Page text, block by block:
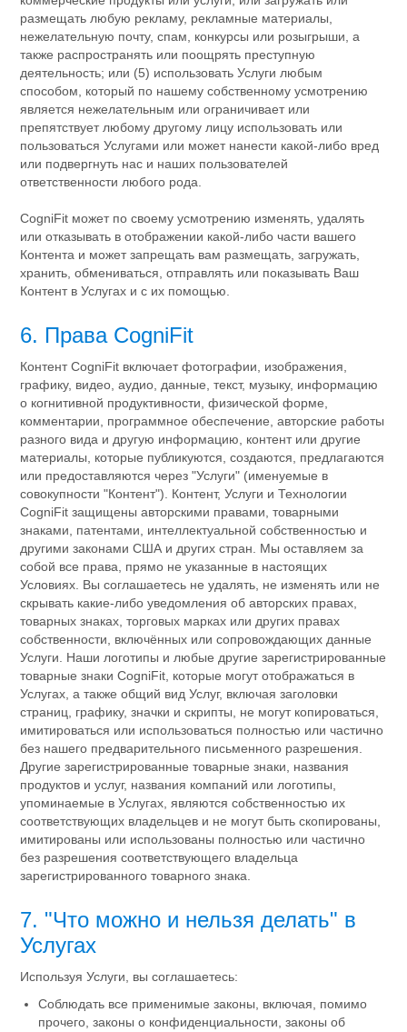
размещать любую рекламу, рекламные материалы,
нежелательную почту, спам, конкурсы или розыгрыши, а
также распространять или поощрять преступную
деятельность; или (5) использовать Услуги любым
способом, который по нашему собственному усмотрению
является нежелательным или ограничивает или
препятствует любому другому лицу использовать или
пользоваться Услугами или может нанести какой-либо вред
или подвергнуть нас и наших пользователей
ответственности любого рода.
CogniFit может по своему усмотрению изменять, удалять
или отказывать в отображении какой-либо части вашего
Контента и может запрещать вам размещать, загружать,
хранить, обмениваться, отправлять или показывать Ваш
Контент в Услугах и с их помощью.
6. Права CogniFit
Контент CogniFit включает фотографии, изображения,
графику, видео, аудио, данные, текст, музыку, информацию
о когнитивной продуктивности, физической форме,
комментарии, программное обеспечение, авторские работы
разного вида и другую информацию, контент или другие
материалы, которые публикуются, создаются, предлагаются
или предоставляются через "Услуги" (именуемые в
совокупности "Контент"). Контент, Услуги и Технологии
CogniFit защищены авторскими правами, товарными
знаками, патентами, интеллектуальной собственностью и
другими законами США и других стран. Мы оставляем за
собой все права, прямо не указанные в настоящих
Условиях. Вы соглашаетесь не удалять, не изменять или не
скрывать какие-либо уведомления об авторских правах,
товарных знаках, торговых марках или других правах
собственности, включённых или сопровождающих данные
Услуги. Наши логотипы и любые другие зарегистрированные
товарные знаки CogniFit, которые могут отображаться в
Услугах, а также общий вид Услуг, включая заголовки
страниц, графику, значки и скрипты, не могут копироваться,
имитироваться или использоваться полностью или частично
без нашего предварительного письменного разрешения.
Другие зарегистрированные товарные знаки, названия
продуктов и услуг, названия компаний или логотипы,
упоминаемые в Услугах, являются собственностью их
соответствующих владельцев и не могут быть скопированы,
имитированы или использованы полностью или частично
без разрешения соответствующего владельца
зарегистрированного товарного знака.
7. "Что можно и нельзя делать" в
Услугах
Используя Услуги, вы соглашаетесь:
Соблюдать все применимые законы, включая, помимо
прочего, законы о конфиденциальности, законы об